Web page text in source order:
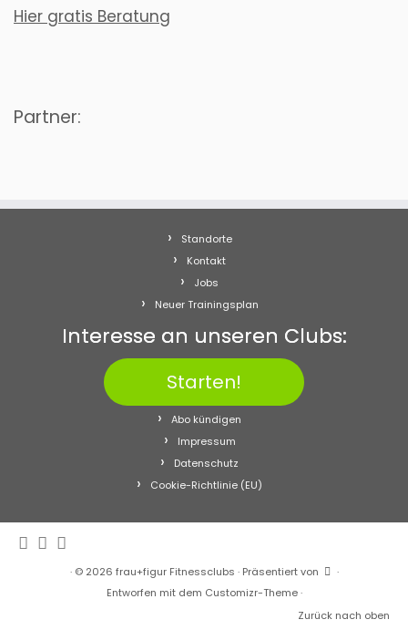
Hier gratis Beratung
Partner:
Standorte
Kontakt
Jobs
Neuer Trainingsplan
Interesse an unseren Clubs:
Starten!
Abo kündigen
Impressum
Datenschutz
Cookie-Richtlinie (EU)
· © 2026 frau+figur Fitnessclubs · Präsentiert von
·
Entworfen mit dem Customizr-Theme·
Zurück nach oben